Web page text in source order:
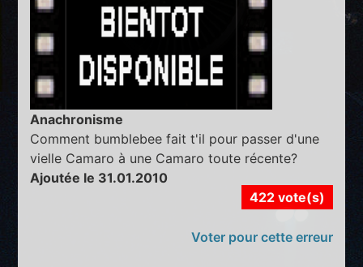
Anachronisme
Comment bumblebee fait t'il pour passer d'une
vielle Camaro à une Camaro toute récente?
Ajoutée le 31.01.2010
422 vote(s)
Voter pour cette erreur